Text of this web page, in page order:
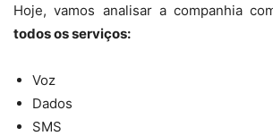
Hoje, vamos analisar a companhia
todos os serviços:
Voz
Dados
SMS